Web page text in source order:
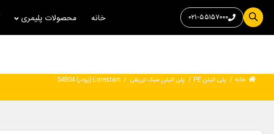
۰۲۱-۵۵۱۵۷۰۰۰ خانه محصولات پلیمری
خانه / پلی اتیلن PE / پلی اتیلن سبک تزریقی / Lorestam (پودر) 54B04